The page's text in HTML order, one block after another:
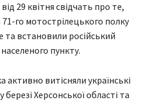
29 квітня свідчать про те,
го мотострілецького полку
та встановили російський
пункту.
активно витісняли українські
березі Херсонської області та